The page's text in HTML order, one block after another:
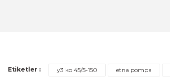
Etiketler : y3 ko 45/5-150 etna pompa